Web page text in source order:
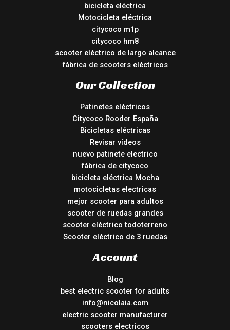
bicicleta eléctrica
Motocicleta eléctrica
citycoco m1p
citycoco hm8
scooter eléctrico de largo alcance
fábrica de scooters eléctricos
Our Collection
Patinetes eléctricos
Citycoco Rooder España
Bicicletas eléctricas
Revisar vídeos
nuevo patinete electrico
fábrica de citycoco
bicicleta eléctrica Mocha
motocicletas electricas
mejor scooter para adultos
scooter de ruedas grandes
scooter eléctrico todoterreno
Scooter eléctrico de 3 ruedas
Account
Blog
best electric scooter for adults
info@nicolaia.com
electric scooter manufacturer
scooters electricos